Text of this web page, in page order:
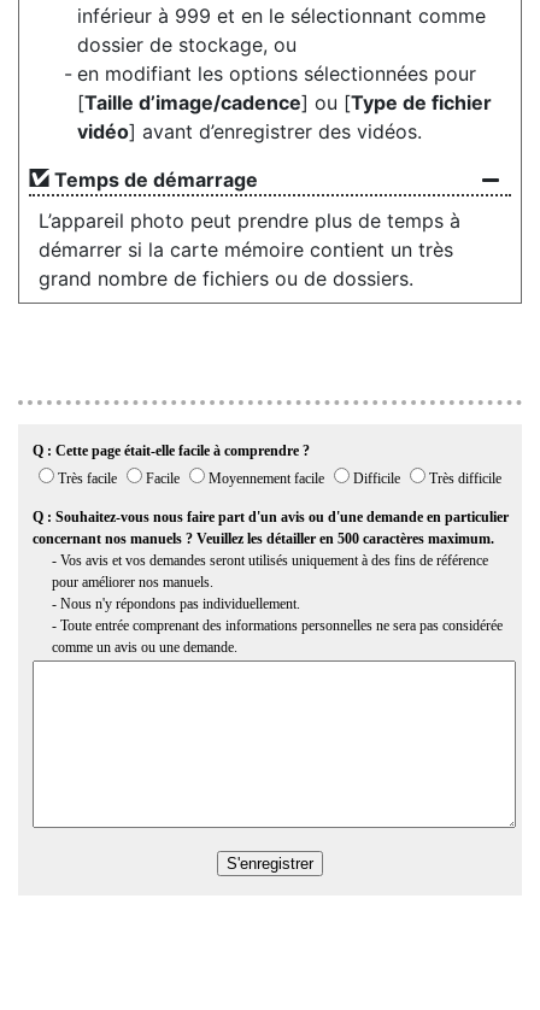
inférieur à 999 et en le sélectionnant comme
dossier de stockage, ou
en modifiant les options sélectionnées pour
[Taille d’image/cadence] ou [Type de fichier
vidéo] avant d’enregistrer des vidéos.
Temps de démarrage
L’appareil photo peut prendre plus de temps à
démarrer si la carte mémoire contient un très
grand nombre de fichiers ou de dossiers.